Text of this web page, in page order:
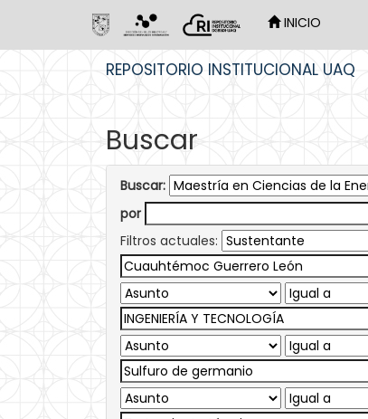
INICIO
REPOSITORIO INSTITUCIONAL UAQ
Buscar
Buscar:
por
Filtros actuales: